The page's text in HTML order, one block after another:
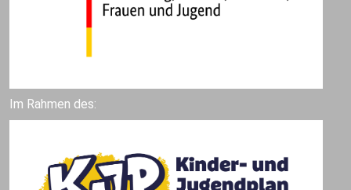
Im Rahmen des: